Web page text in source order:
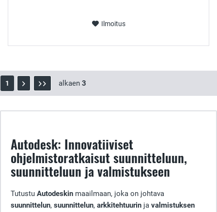
Ilmoitus
1 alkaen 3
Autodesk: Innovatiiviset
ohjelmistoratkaisut suunnitteluun,
suunnitteluun ja valmistukseen
Tutustu Autodeskin maailmaan, joka on johtava
suunnittelun, suunnittelun, arkkitehtuurin ja valmistuksen